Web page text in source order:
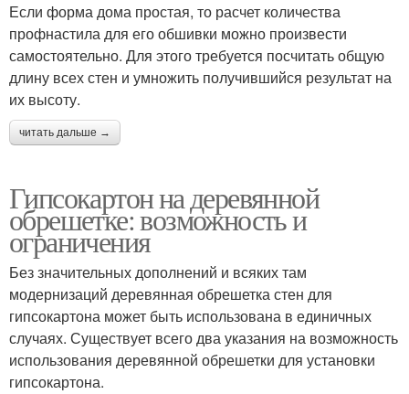
Если форма дома простая, то расчет количества
профнастила для его обшивки можно произвести
самостоятельно. Для этого требуется посчитать общую
длину всех стен и умножить получившийся результат на
их высоту.
читать дальше →
Гипсокартон на деревянной
обрешетке: возможность и
ограничения
Без значительных дополнений и всяких там
модернизаций деревянная обрешетка стен для
гипсокартона может быть использована в единичных
случаях. Существует всего два указания на возможность
использования деревянной обрешетки для установки
гипсокартона.